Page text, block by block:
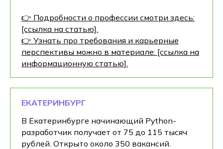
👉 Подробности о профессии смотри здесь:
[ссылка на статью].
👉 Узнать про требования и карьерные
перспективы можно в материале: [ссылка на
информационную статью].
ЕКАТЕРИНБУРГ
В Екатеринбурге начинающий Python-
разработчик получает от 75 до 115 тысяч
рублей. Открыто около 350 вакансий.